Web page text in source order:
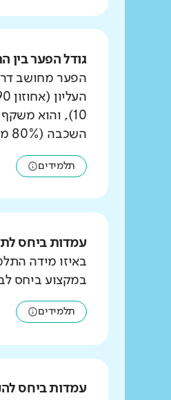
גודל הפער בין
הפער מחושב
10), והוא
השכבה (80% מהתלמידים).
תלמידים
עמדות ביחס
באיזו מידה
במקצוע ביחס
תלמידים
עמדות ביחס